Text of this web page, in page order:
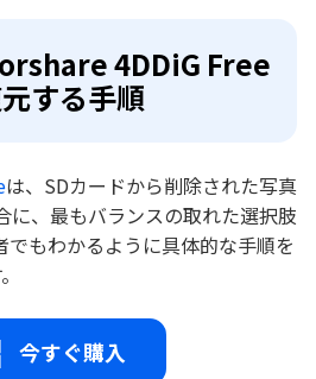
4DDiG Free
する手順
は、SDカードから削除された写真
に、最もバランスの取れた選択肢
でもわかるように具体的な手順を
今すぐ購入